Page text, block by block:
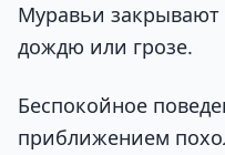
Муравьи
дождю или грозе.
Беспокойное
приближением